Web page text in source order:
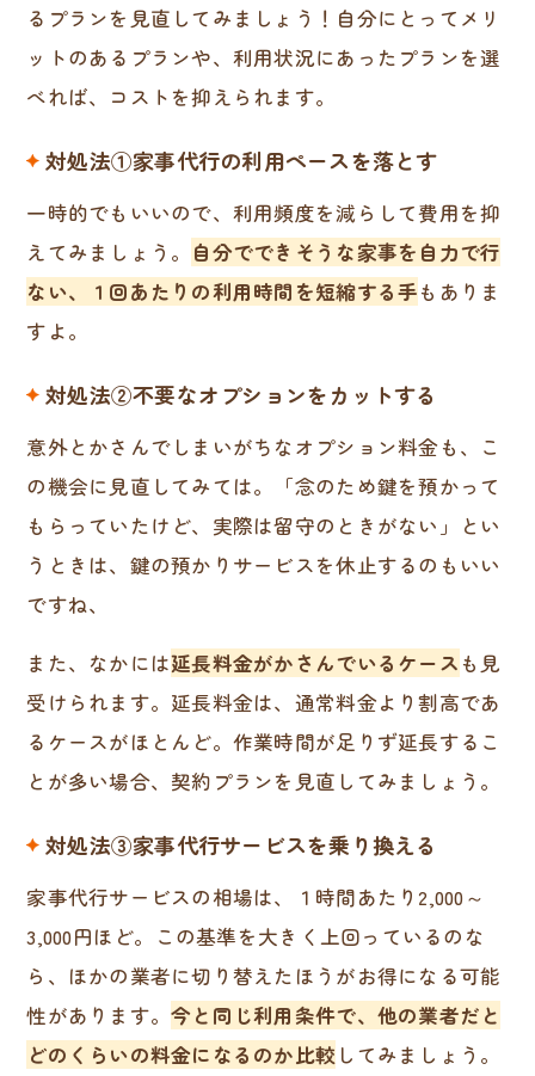
るプランを見直してみましょう！自分にとってメリ
ットのあるプランや、利用状況にあったプランを選
べれば、コストを抑えられます。
対処法①家事代行の利用ペースを落とす
一時的でもいいので、利用頻度を減らして費用を抑
えてみましょう。 自分でできそうな家事を自力で行
ない、１回あたりの利用時間を短縮する手もありま
すよ。
対処法②不要なオプションをカットする
意外とかさんでしまいがちなオプション料金も、こ
の機会に見直してみては。「念のため鍵を預かって
もらっていたけど、実際は留守のときがない」とい
うときは、鍵の預かりサービスを休止するのもいい
ですね、
また、なかには延長料金がかさんでいるケース も見
受けられます。延長料金は、通常料金より割高であ
るケースがほとんど。作業時間が足りず延長するこ
とが多い場合、契約プランを見直してみましょう。
対処法③家事代行サービスを乗り換える
家事代行サービスの相場は、１時間あたり2,000～
3,000円ほど。この基準を大きく上回っているのな
ら、ほかの業者に切り替えたほうがお得になる可能
性があります。今と同じ利用条件で、他の業者だと
どのくらいの料金になるのか比較 してみましょう。